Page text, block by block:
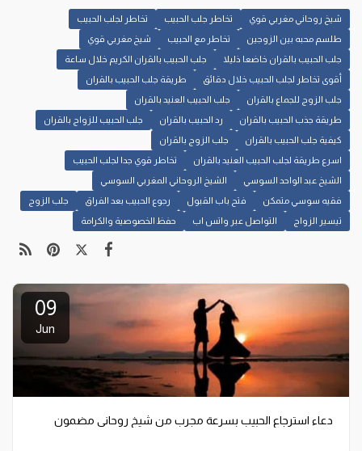
شيخ روحاني مغربي قوي تخاطر جلب الحبيب تخاطر لجلب الحبيب
طلسم محبه بين الزوجين تخاطر مع الحبيب شيخ مغربي قوي
جلب الحبيب بالقران خاضعا ذليلا جلب الحبيب بالقران الكريم خلال ساعة
أقوى تخاطر لجلب الحبيب خلال دقائق طريقة جلب الحبيب بالقران
جلب الزوج للجماع بالقران جلب الحبيب العنيد بالقران
طريقة جذب الحبيب بالقران رد الحبيب بالقران جلب الحبيب للزواج بالقران
كيفية جلب الحبيب بالقران جلب الزوج بالقران
اسرع طريقة لجلب الحبيب العنيد بالقران تخاطر قوي جدا لجلب الحبيب
الشيخ عبد الواحد السوسي الشيخ الروحاني المغربي السوسي
فقيه سوسي متمكن فتح باب القبول رجوع الحبيب بعد الفراق جلب الزوج
تيسير الزواج التواصل عبر واتس اب حفظ الخصوصية والكرامة
09
Jun
دعاء استرجاع الحبيب بسرعة مجرب من شيخ روحاني مضمون